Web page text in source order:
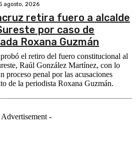
agosto, 2026
retira fuero a alcalde
por caso de
Roxana Guzmán
el retiro del fuero constitucional al
Raúl González Martínez, con lo
proceso penal por las acusaciones
de la periodista Roxana Guzmán.
Advertisement -